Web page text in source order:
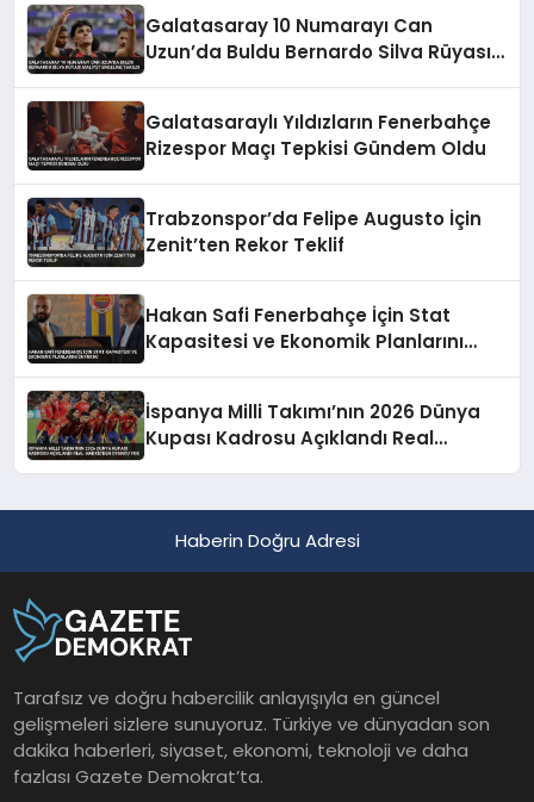
Galatasaray 10 Numarayı Can
Uzun’da Buldu Bernardo Silva Rüyası
Galatasaraylı Yıldızların Fenerbahçe
Rizespor Maçı Tepkisi Gündem Oldu
Trabzonspor’da Felipe Augusto İçin
Zenit’ten Rekor Teklif
Hakan Safi Fenerbahçe İçin Stat
Kapasitesi ve Ekonomik Planlarını
İspanya Milli Takımı’nın 2026 Dünya
Kupası Kadrosu Açıklandı Real
Haberin Doğru Adresi
Tarafsız ve doğru habercilik anlayışıyla en güncel
gelişmeleri sizlere sunuyoruz. Türkiye ve dünyadan son
dakika haberleri, siyaset, ekonomi, teknoloji ve daha
fazlası Gazete Demokrat’ta.